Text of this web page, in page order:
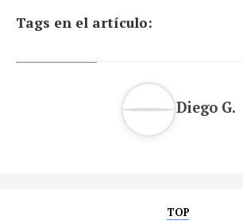
Tags en el artículo:
Diego G.
TOP